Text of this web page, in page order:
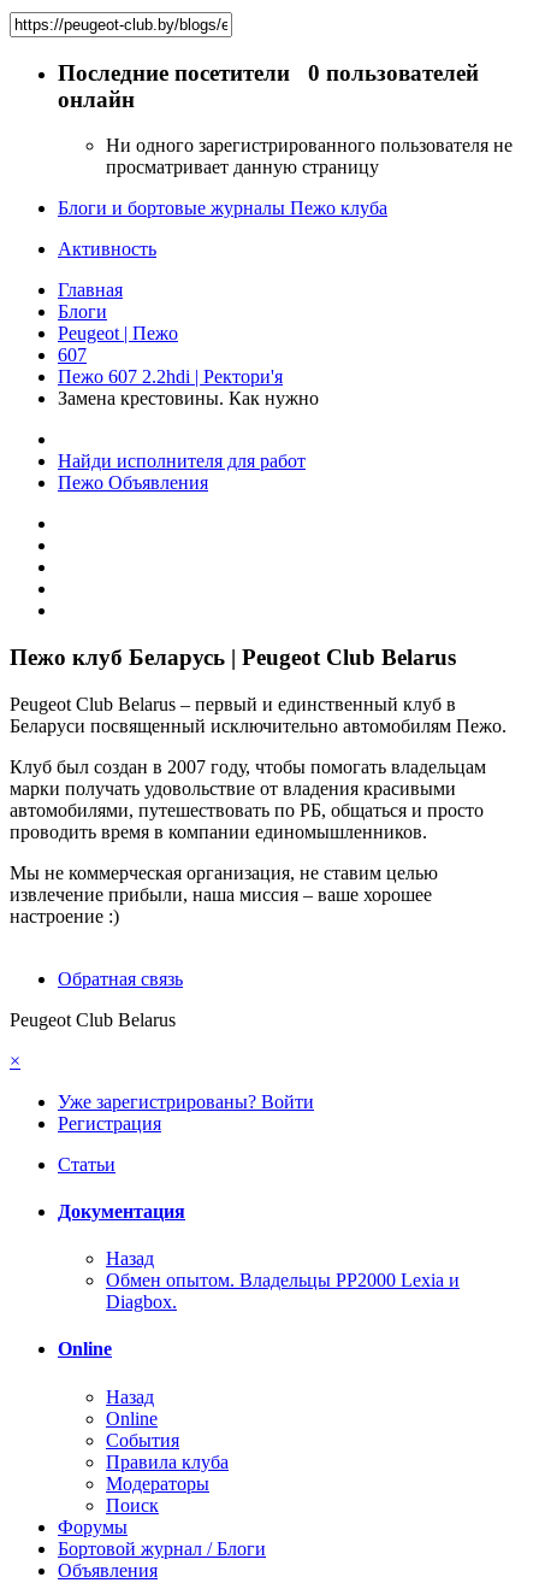
Последние посетители 0 пользователей
онлайн
Ни одного зарегистрированного пользователя не
просматривает данную страницу
Блоги и бортовые журналы Пежо клуба
Активность
Главная
Блоги
Peugeot | Пежо
607
Пежо 607 2.2hdi | Ректори'я
Замена крестовины. Как нужно
Найди исполнителя для работ
Пежо Объявления
Пежо клуб Беларусь | Peugeot Club Belarus
Peugeot Club Belarus – первый и единственный клуб в
Беларуси посвященный исключительно автомобилям Пежо.
Клуб был создан в 2007 году, чтобы помогать владельцам
марки получать удовольствие от владения красивыми
автомобилями, путешествовать по РБ, общаться и просто
проводить время в компании единомышленников.
Мы не коммерческая организация, не ставим целью
извлечение прибыли, наша миссия – ваше хорошее
настроение :)
Обратная связь
Peugeot Club Belarus
×
Уже зарегистрированы? Войти
Регистрация
Статьи
Документация
Назад
Обмен опытом. Владельцы PP2000 Lexia и
Diagbox.
Online
Назад
Online
События
Правила клуба
Модераторы
Поиск
Форумы
Бортовой журнал / Блоги
Объявления